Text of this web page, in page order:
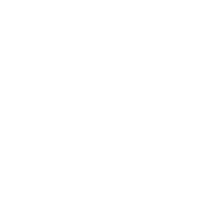
求从1号点走到n号点的最小费用。